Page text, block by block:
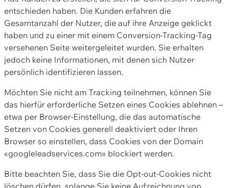
entschieden haben. Die Kunden erfahren die
Gesamtanzahl der Nutzer, die auf ihre Anzeige geklickt
haben und zu einer mit einem Conversion-Tracking-Tag
versehenen Seite weitergeleitet wurden. Sie erhalten
jedoch keine Informationen, mit denen sich Nutzer
persönlich identifizieren lassen.
Möchten Sie nicht am Tracking teilnehmen, können Sie
das hierfür erforderliche Setzen eines Cookies ablehnen –
etwa per Browser-Einstellung, die das automatische
Setzen von Cookies generell deaktiviert oder Ihren
Browser so einstellen, dass Cookies von der Domain
«googleleadservices.com» blockiert werden.
Bitte beachten Sie, dass Sie die Opt-out-Cookies nicht